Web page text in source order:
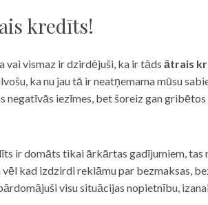
kredīts!
vai vismaz ir dzirdējuši, ka ir tāds ātrais
ka nu jau tā ir neatņemama mūsu
negatīvās iezīmes, bet šoreiz gan
ir domāts tikai ārkārtas gadījumiem,
vēl kad izdzirdi reklāmu par bezmaksas,
visu situācijas nopietnību,